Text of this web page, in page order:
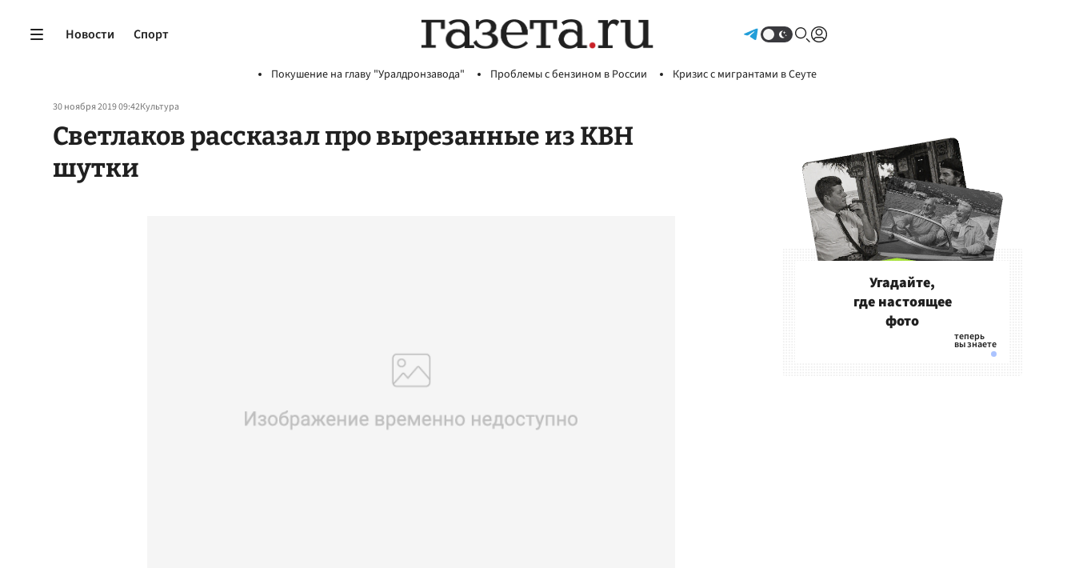
Новости Спорт
Покушение на главу "Уралдронзавода" Проблемы с бензином в России Кризис с мигрантами в Сеуте
30 ноября 2019 09:42Культура
Светлаков рассказал про вырезанные из КВН
шутки
Угадайте,
где настоящее
фото